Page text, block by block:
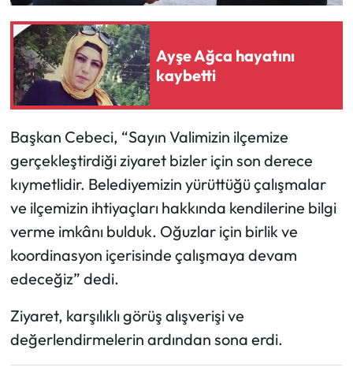
Ayşe Ağca hayatını
kaybetti
Başkan Cebeci, “Sayın Valimizin ilçemize
gerçekleştirdiği ziyaret bizler için son derece
kıymetlidir. Belediyemizin yürüttüğü çalışmalar
ve ilçemizin ihtiyaçları hakkında kendilerine bilgi
verme imkânı bulduk. Oğuzlar için birlik ve
koordinasyon içerisinde çalışmaya devam
edeceğiz” dedi.
Ziyaret, karşılıklı görüş alışverişi ve
değerlendirmelerin ardından sona erdi.
Sungurlu Haberleri
Turizm
Uğurludağ Haberleri
Yaşam
Yayla Haber
Yemek Tarifleri
Yerel Haberler